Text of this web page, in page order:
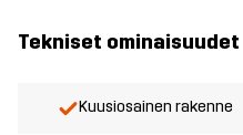
Tekniset ominaisuudet
Kuusiosainen rakenne